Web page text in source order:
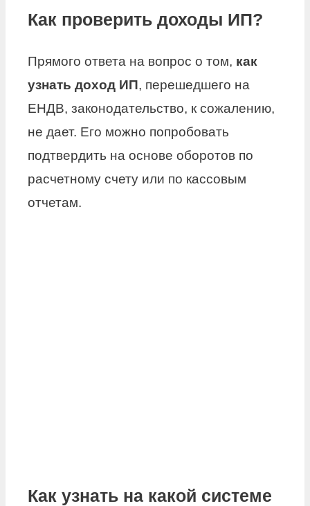
Как проверить доходы ИП?
Прямого ответа на вопрос о том, как
узнать доход ИП, перешедшего на
ЕНДВ, законодательство, к сожалению,
не дает. Его можно попробовать
подтвердить на основе оборотов по
расчетному счету или по кассовым
отчетам.
Как узнать на какой системе